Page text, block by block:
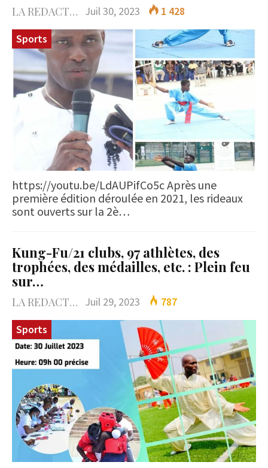
LA REDACTION Juil 30, 2023
1 428
Sports
https://youtu.be/LdAUPifCo5c Après une
première édition déroulée en 2021, les rideaux
sont ouverts sur la 2è…
Kung-Fu/21 clubs, 97 athlètes, des
trophées, des médailles, etc. : Plein feu
sur…
LA REDACTION Juil 29, 2023
787
Sports